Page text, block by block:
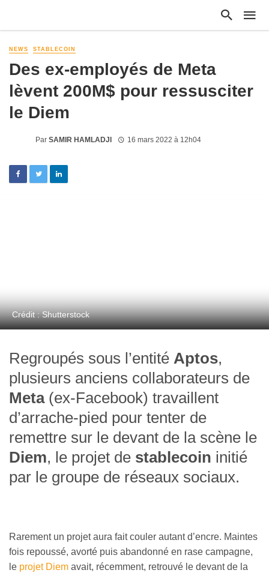
NEWS STABLECOIN
Des ex-employés de Meta
lèvent 200M$ pour ressusciter
le Diem
Par SAMIR HAMLADJI 16 mars 2022 à 12h04
Crédit : Shutterstock
Regroupés sous l’entité Aptos,
plusieurs anciens collaborateurs de
Meta(ex-Facebook) travaillent
d’arrache-pied pour tenter de
remettre sur le devant de la scène le
Diem, le projet de stablecoin initié
par le groupe de réseaux sociaux.
Rarement un projet aura fait couler autant d’encre. Maintes
fois repoussé, avorté puis abandonné en rase campagne,
le projet Diem avait, récemment, retrouvé le devant de la